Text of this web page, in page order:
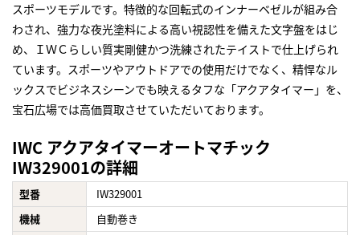
スポーツモデルです。特徴的な回転式のインナーベゼルが組み合
わされ、強力な夜光塗料による高い視認性を備えた文字盤をはじ
め、ＩＷＣらしい質実剛健かつ洗練されたテイストで仕上げられ
ています。スポーツやアウトドアでの使用だけでなく、精悍なル
ックスでビジネスシーンでも映えるタフな「アクアタイマー」を、
宝石広場では高価買取させていただいております。
IWC アクアタイマーオートマチック
IW329001の詳細
型番
IW329001
機械
自動巻き